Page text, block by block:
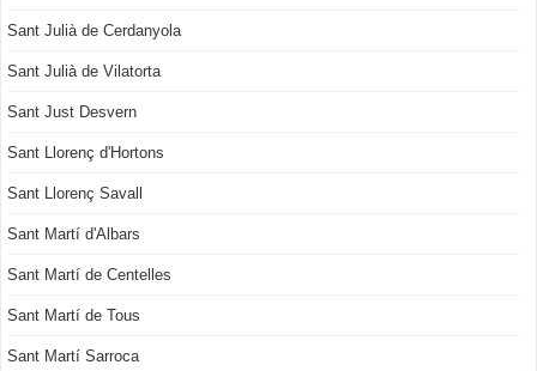
Sant Julià de Cerdanyola
Sant Julià de Vilatorta
Sant Just Desvern
Sant Llorenç d'Hortons
Sant Llorenç Savall
Sant Martí d'Albars
Sant Martí de Centelles
Sant Martí de Tous
Sant Martí Sarroca